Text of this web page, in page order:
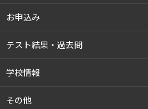
お申込み
テスト結果・過去問
学校情報
その他